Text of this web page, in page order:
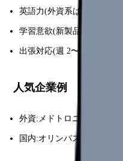
英語力(外資系は必須)
学習意欲(新製品・論文キャ
出張対応(週 2〜3 日も)
人気企業例
外資:メドトロニック、ボ
国内:オリンパス、テルモ、